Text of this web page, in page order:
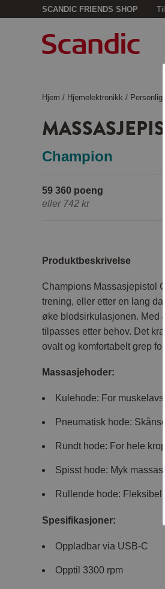
SCANDIC FRIENDS SHOP
Hjem / Hjemelektronikk / Personlig
Champion
59 360 poeng
eller 742 kr
Produktbeskrivelse
Champions Massasje­pistol
trening, eller etter en lang
øke blodsirkulasjonen. Med
tilpasses etter behov. Det
ovalt og komfortabelt grep
Massasjehoder:
Kulehode: For
Pneumatisk hode:
Rundt hode: For hele
Spisst hode: Myk
Rullende hode: Fleksibel
Spesifikasjoner:
Oppladbar via USB-C
Opptil 3300 rpm